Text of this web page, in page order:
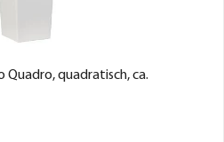
quadratisch, ca.